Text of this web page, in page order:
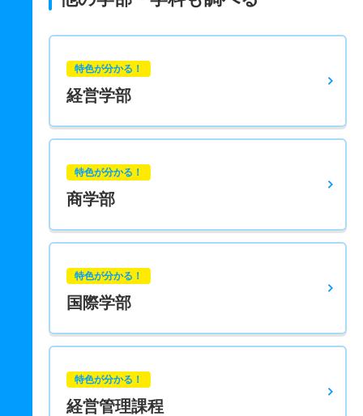
特色が分かる！
経営学部
特色が分かる！
商学部
特色が分かる！
国際学部
特色が分かる！
経営管理課程